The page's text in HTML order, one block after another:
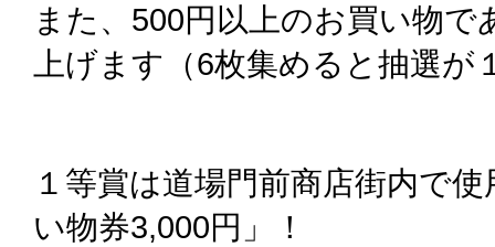
また、500円以上のお買い物
上げます（6枚集めると抽選が
１等賞は道場門前商店街内で
い物券3,000円」！